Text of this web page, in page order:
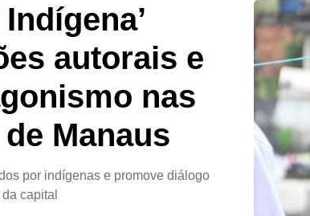
autorais e
nas
Manaus
por indígenas e promove diálogo
capital